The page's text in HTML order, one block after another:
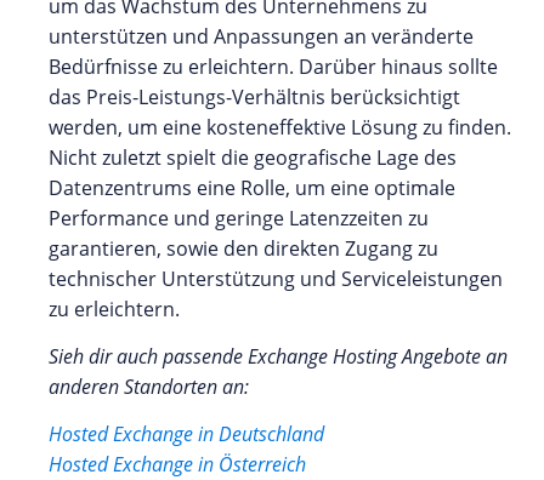
um das Wachstum des Unternehmens zu
unterstützen und Anpassungen an veränderte
Bedürfnisse zu erleichtern. Darüber hinaus sollte
das Preis-Leistungs-Verhältnis berücksichtigt
werden, um eine kosteneffektive Lösung zu finden.
Nicht zuletzt spielt die geografische Lage des
Datenzentrums eine Rolle, um eine optimale
Performance und geringe Latenzzeiten zu
garantieren, sowie den direkten Zugang zu
technischer Unterstützung und Serviceleistungen
zu erleichtern.
Sieh dir auch passende Exchange Hosting Angebote an
anderen Standorten an:
Hosted Exchange in Deutschland
Hosted Exchange in Österreich